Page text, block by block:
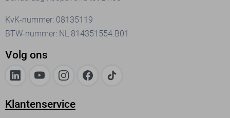
KvK-nummer: 08135119
BTW-nummer: NL 814351554.B01
Volg ons
Klantenservice